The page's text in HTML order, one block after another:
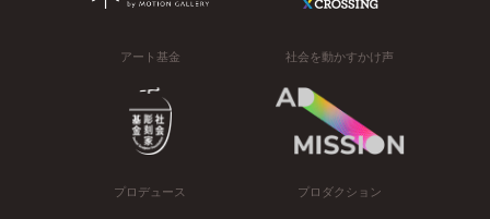
アート基金 社会を動かすかけ声
プロデュース プロダクション